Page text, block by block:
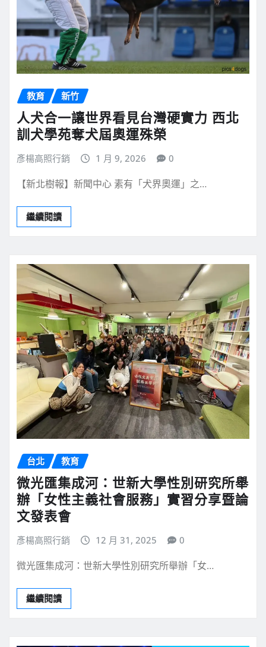
教育 新竹
人犬合一讓世界看見台灣硬實力 西北
訓犬學苑奪犬屆奧運殊榮
彥楊高照行銷 1 月 9, 2026 0
【新北樹報】新聞中心 素有「犬界奧運」之…
繼續閱讀
台北 教育
微光匯集成河：世新大學性別研究所舉
辦「女性主義社會服務」實習分享暨論
文發表會
彥楊高照行銷 12 月 31, 2025 0
微光匯集成河：世新大學性別研究所舉辦「女…
繼續閱讀